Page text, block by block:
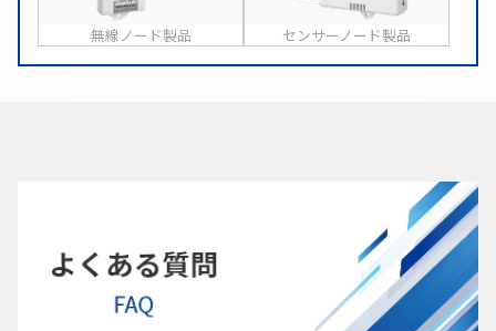
無線ノード製品 センサーノード製品